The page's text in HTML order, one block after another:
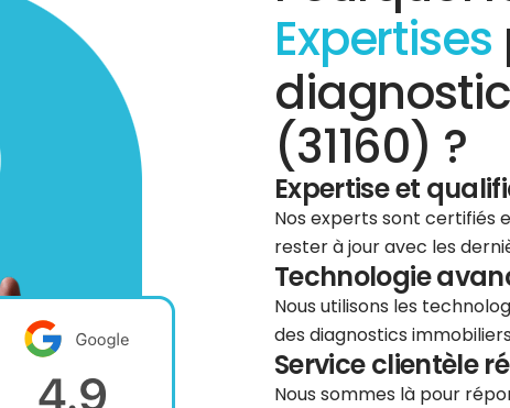
Expertises
(31160) ?
Expertise et
Nos experts sont certifiés
rester à jour avec les
Technologie
Nous utilisons les
des diagnostics
Service clientèle
Nous sommes là pour